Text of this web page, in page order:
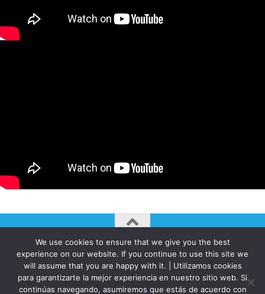
AUTOGIRO/el giro del arte actual © JAVIER MARTINEZ 2026. All
Rights Reserved.
Funciona con - Diseñado con elTema Hueman
We use cookies to ensure that we give you the best
experience on our website. If you continue to use this site we
will assume that you are happy with it. | Utilizamos cookies
para garantizarte la mejor experiencia en nuestro sitio web. Si
continúas navegando, asumiremos que estás de acuerdo con